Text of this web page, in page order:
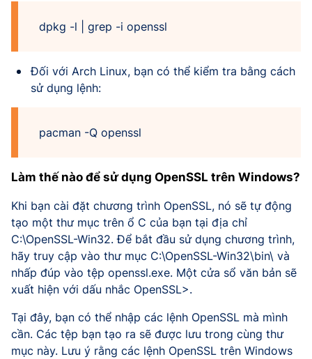
dpkg -l | grep -i openssl
Đối với Arch Linux, bạn có thể kiểm tra bằng cách
sử dụng lệnh:
pacman -Q openssl
Làm thế nào để sử dụng OpenSSL trên Windows?
Khi bạn cài đặt chương trình OpenSSL, nó sẽ tự động
tạo một thư mục trên ổ C của bạn tại địa chỉ
C:\OpenSSL-Win32. Để bắt đầu sử dụng chương trình,
hãy truy cập vào thư mục C:\OpenSSL-Win32\bin\ và
nhấp đúp vào tệp openssl.exe. Một cửa sổ văn bản sẽ
xuất hiện với dấu nhắc OpenSSL>.
Tại đây, bạn có thể nhập các lệnh OpenSSL mà mình
cần. Các tệp bạn tạo ra sẽ được lưu trong cùng thư
mục này. Lưu ý rằng các lệnh OpenSSL trên Windows